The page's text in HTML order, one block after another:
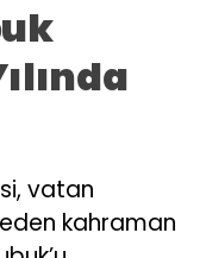
vatan
kahraman